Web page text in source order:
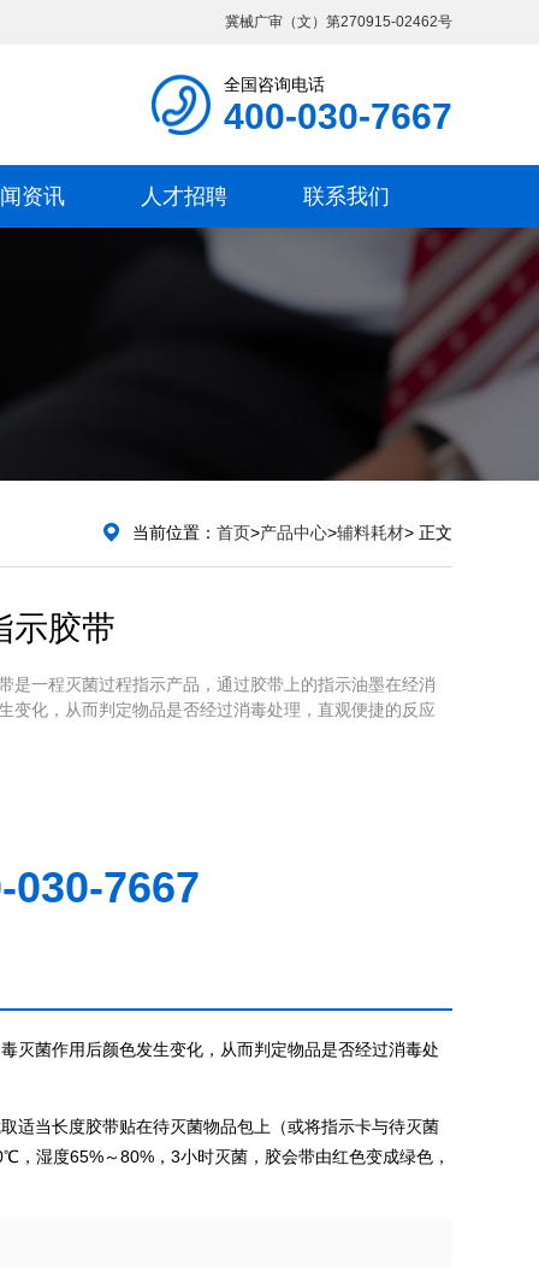
冀械广审（文）第270915-02462号
全国咨询电话
400-030-7667
资讯 人才招聘 联系我们
当前位置： 首页>产品中心>辅料耗材> 正文
示胶带
是一程灭菌过程指示产品，通过胶带上的指示油墨在经消
变化，从而判定物品是否经过消毒处理，直观便捷的反应
030-7667
灭菌作用后颜色发生变化，从而判定物品是否经过消毒处
适当长度胶带贴在待灭菌物品包上（或将指示卡与待灭菌
湿度65%～80%，3小时灭菌，胶会带由红色变成绿色，